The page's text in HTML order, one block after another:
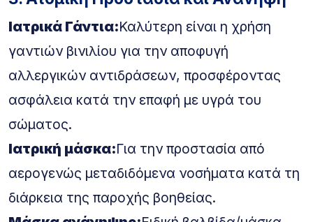
Ιατρικά Γάντια:Καλύτερη είναι η χρήση
γαντιών βινιλίου για την αποφυγή
αλλεργικών αντιδράσεων, προσφέροντας
ασφάλεια κατά την επαφή με υγρά του
σώματος.
Ιατρική μάσκα:Για την προστασία από
αερογενώς μεταδιδόμενα νοσήματα κατά τη
διάρκεια της παροχής βοηθείας.